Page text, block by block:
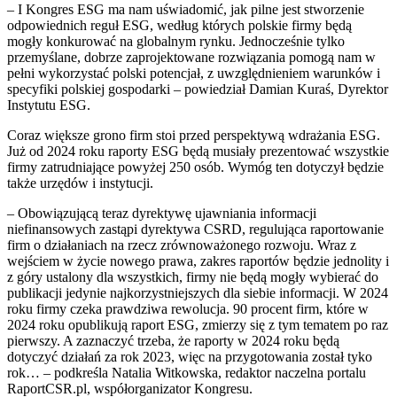
– I Kongres ESG ma nam uświadomić, jak pilne jest stworzenie
odpowiednich reguł ESG, według których polskie firmy będą
mogły konkurować na globalnym rynku. Jednocześnie tylko
przemyślane, dobrze zaprojektowane rozwiązania pomogą nam w
pełni wykorzystać polski potencjał, z uwzględnieniem warunków i
specyfiki polskiej gospodarki – powiedział Damian Kuraś, Dyrektor
Instytutu ESG.
Coraz większe grono firm stoi przed perspektywą wdrażania ESG.
Już od 2024 roku raporty ESG będą musiały prezentować wszystkie
firmy zatrudniające powyżej 250 osób. Wymóg ten dotyczył będzie
także urzędów i instytucji.
– Obowiązującą teraz dyrektywę ujawniania informacji
niefinansowych zastąpi dyrektywa CSRD, regulująca raportowanie
firm o działaniach na rzecz zrównoważonego rozwoju. Wraz z
wejściem w życie nowego prawa, zakres raportów będzie jednolity i
z góry ustalony dla wszystkich, firmy nie będą mogły wybierać do
publikacji jedynie najkorzystniejszych dla siebie informacji. W 2024
roku firmy czeka prawdziwa rewolucja. 90 procent firm, które w
2024 roku opublikują raport ESG, zmierzy się z tym tematem po raz
pierwszy. A zaznaczyć trzeba, że raporty w 2024 roku będą
dotyczyć działań za rok 2023, więc na przygotowania został tyko
rok… – podkreśla Natalia Witkowska, redaktor naczelna portalu
RaportCSR.pl, współorganizator Kongresu.